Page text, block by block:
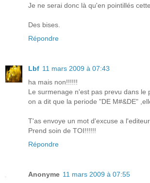
Je ne serai donc là qu'en pointillés
Des bises.
Répondre
Lbf 11 mars 2009 à 07:43
ha mais non!!!!!!
Le surmenage n'est pas prevu dans le
on a dit que la periode "DE M#&DE"
T'as envoye un mot d'excuse a
Prend soin de TOI!!!!!!
Répondre
Anonyme 11 mars 2009 à 07:55